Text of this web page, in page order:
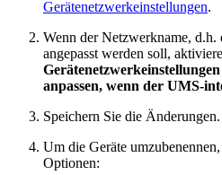
Gerätenetzwerkeinstellungen.
Wenn der Netzwerkname, d.h.
angepasst werden soll,
anpassen, wenn der UMS-
Speichern Sie die Änderungen.
Um die Geräte
Optionen: